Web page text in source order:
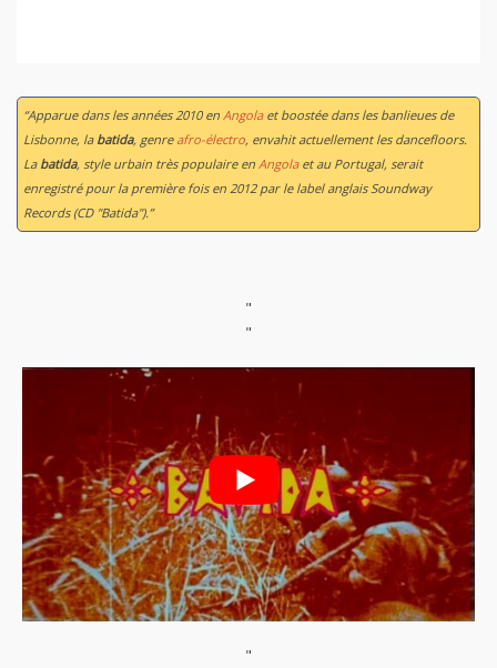
“Apparue dans les années 2010 en Angolaet boostée dans les banlieues de
Lisbonne, la batida, genre afro-électro, envahit actuellement les dancefloors.
La batida, style urbain très populaire en Angolaet au Portugal, serait
enregistré pour la première fois en 2012 par le label anglais Soundway
Records (CD "Batida").”
"
"
"